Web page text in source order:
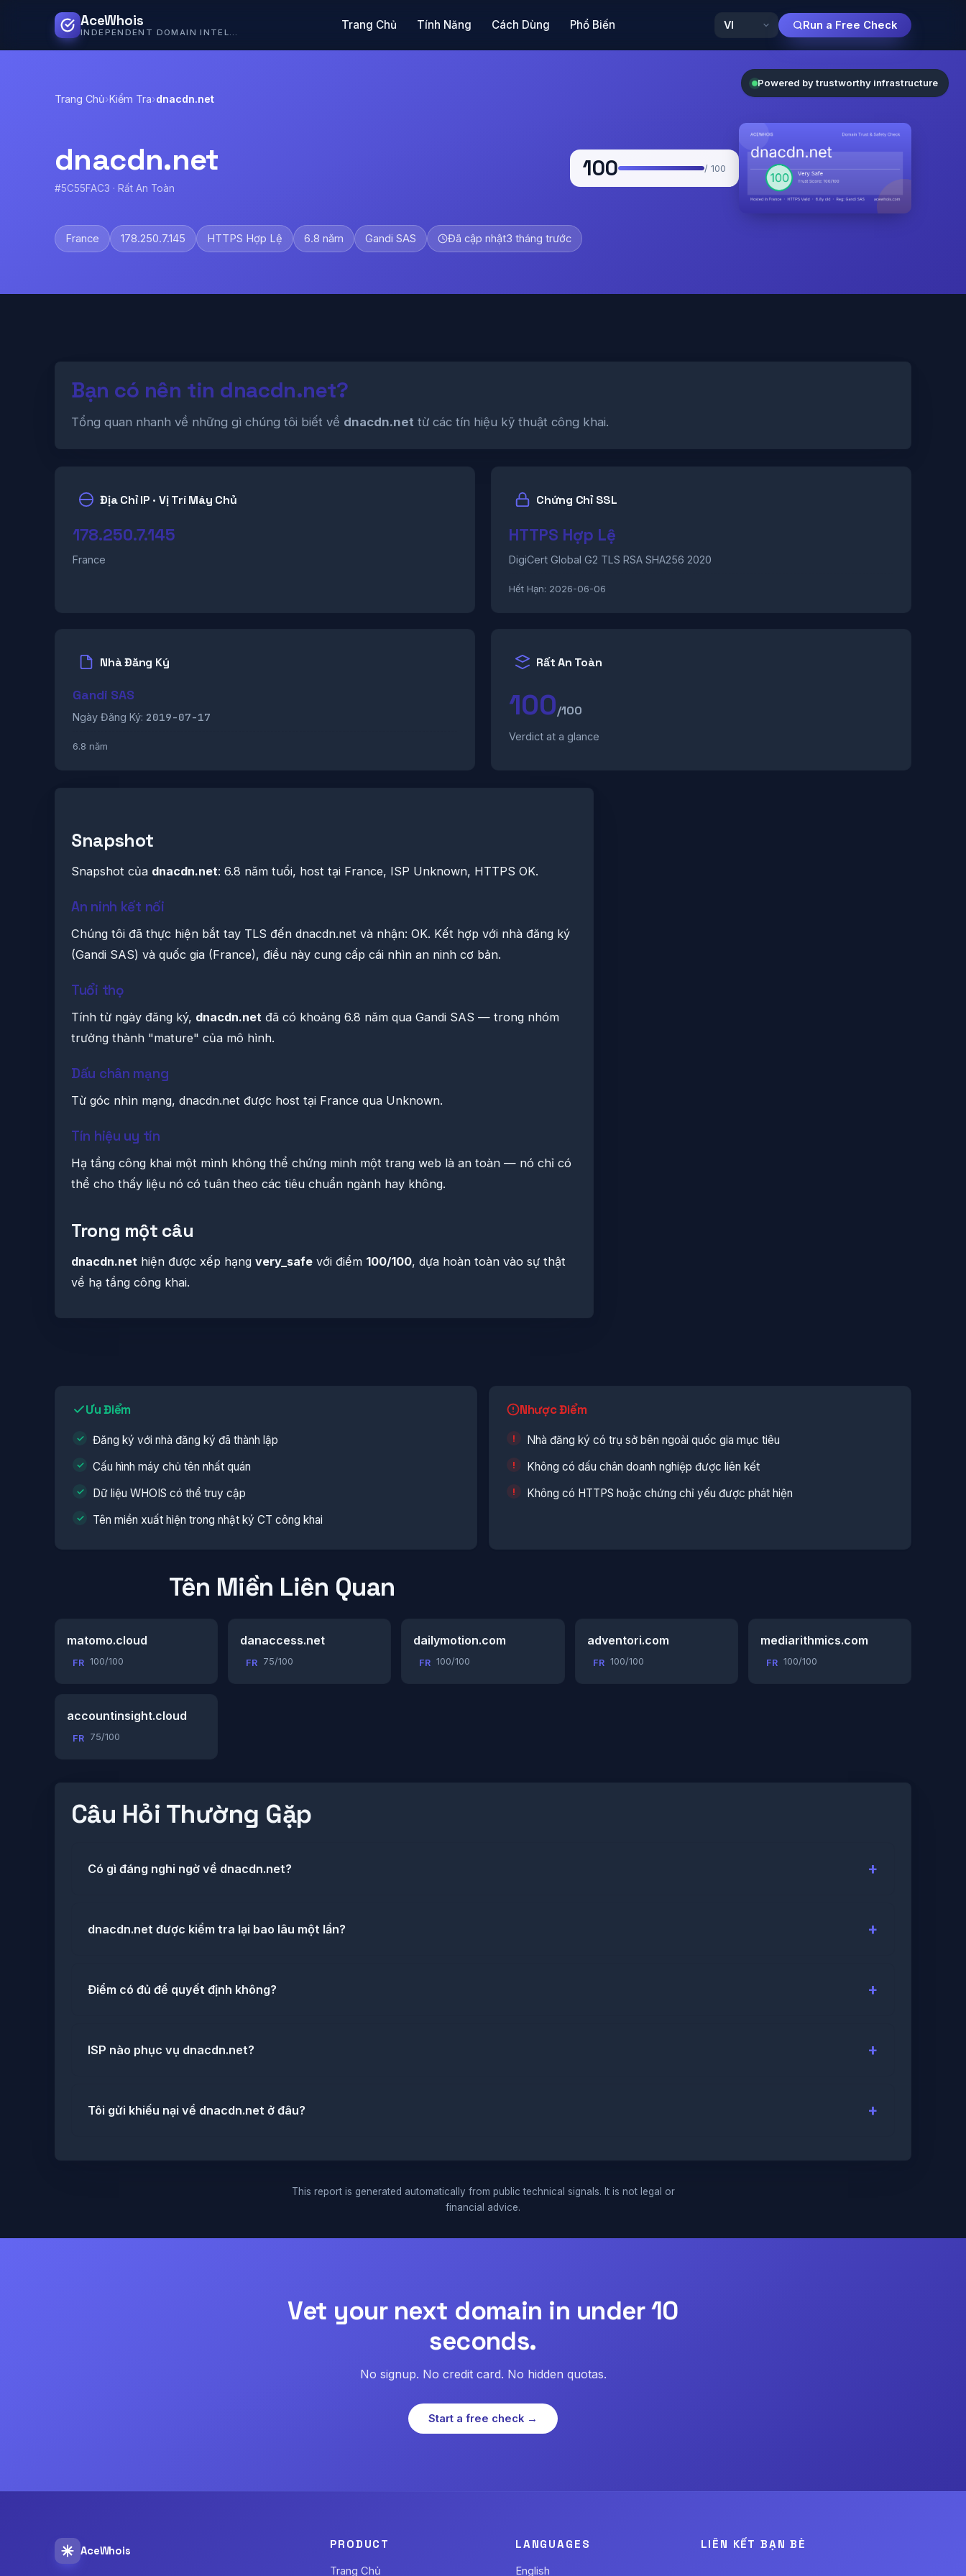
AceWhois Trang Chủ Tính Năng Cách Dùng Phổ Biến Run a Free Check
Trang Chủ›Kiểm Tra›dnacdn.net
dnacdn.net
#5C55FAC3 · Rất An Toàn
100 / 100
France 178.250.7.145 HTTPS Hợp Lệ 6.8 năm Gandi SAS Đã cập nhật3 tháng trước
Bạn có nên tin dnacdn.net?
Tổng quan nhanh về những gì chúng tôi biết về dnacdn.net từ các tín hiệu kỹ thuật công khai.
Địa Chỉ IP · Vị Trí Máy Chủ
178.250.7.145
France
Chứng Chỉ SSL
HTTPS Hợp Lệ
DigiCert Global G2 TLS RSA SHA256 2020
Hết Hạn: 2026-06-06
Nhà Đăng Ký
Gandi SAS
Ngày Đăng Ký: 2019-07-17
6.8 năm
Rất An Toàn
100/100
Verdict at a glance
Snapshot
Snapshot của dnacdn.net: 6.8 năm tuổi, host tại France, ISP Unknown, HTTPS OK.
An ninh kết nối
Chúng tôi đã thực hiện bắt tay TLS đến dnacdn.net và nhận: OK. Kết hợp với nhà đăng ký
(Gandi SAS) và quốc gia (France), điều này cung cấp cái nhìn an ninh cơ bản.
Tuổi thọ
Tính từ ngày đăng ký, dnacdn.net đã có khoảng 6.8 năm qua Gandi SAS — trong nhóm
trưởng thành "mature" của mô hình.
Dấu chân mạng
Từ góc nhìn mạng, dnacdn.net được host tại France qua Unknown.
Tín hiệu uy tín
Hạ tầng công khai một mình không thể chứng minh một trang web là an toàn — nó chỉ có
thể cho thấy liệu nó có tuân theo các tiêu chuẩn ngành hay không.
Trong một câu
dnacdn.net hiện được xếp hạng very_safe với điểm 100/100, dựa hoàn toàn vào sự thật
về hạ tầng công khai.
Ưu Điểm
Đăng ký với nhà đăng ký đã thành lập
Cấu hình máy chủ tên nhất quán
Dữ liệu WHOIS có thể truy cập
Tên miền xuất hiện trong nhật ký CT công khai
Nhược Điểm
Nhà đăng ký có trụ sở bên ngoài quốc gia mục tiêu
Không có dấu chân doanh nghiệp được liên kết
Không có HTTPS hoặc chứng chỉ yếu được phát hiện
Tên Miền Liên Quan
matomo.cloud
FR 100/100
danaccess.net
FR 75/100
dailymotion.com
FR 100/100
adventori.com
FR 100/100
mediarithmics.com
FR 100/100
accountinsight.cloud
FR 75/100
Câu Hỏi Thường Gặp
Có gì đáng nghi ngờ về dnacdn.net?
dnacdn.net được kiểm tra lại bao lâu một lần?
Điểm có đủ để quyết định không?
ISP nào phục vụ dnacdn.net?
Tôi gửi khiếu nại về dnacdn.net ở đâu?
This report is generated automatically from public technical signals. It is not legal or
financial advice.
Vet your next domain in under 10
seconds.
No signup. No credit card. No hidden quotas.
Start a free check →
Powered by trustworthy infrastructure
AceWhois PRODUCT
Trang Chủ
LANGUAGES
English
LIÊN KẾT BẠN BÈ